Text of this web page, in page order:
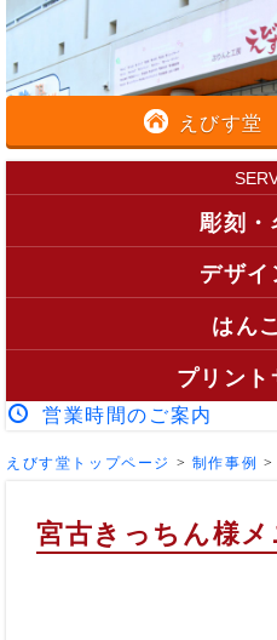
えびす堂
彫刻・
デザイ
はん
プリント
営業時間のご案内
えびす堂トップページ > 制作事例
宮古きっちん様メ